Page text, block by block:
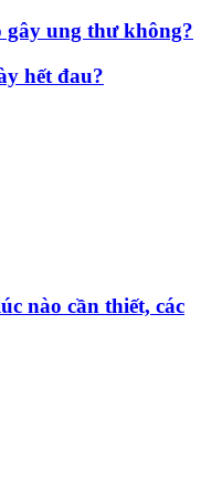
gây ung thư không?
hết đau?
nào cần thiết, các